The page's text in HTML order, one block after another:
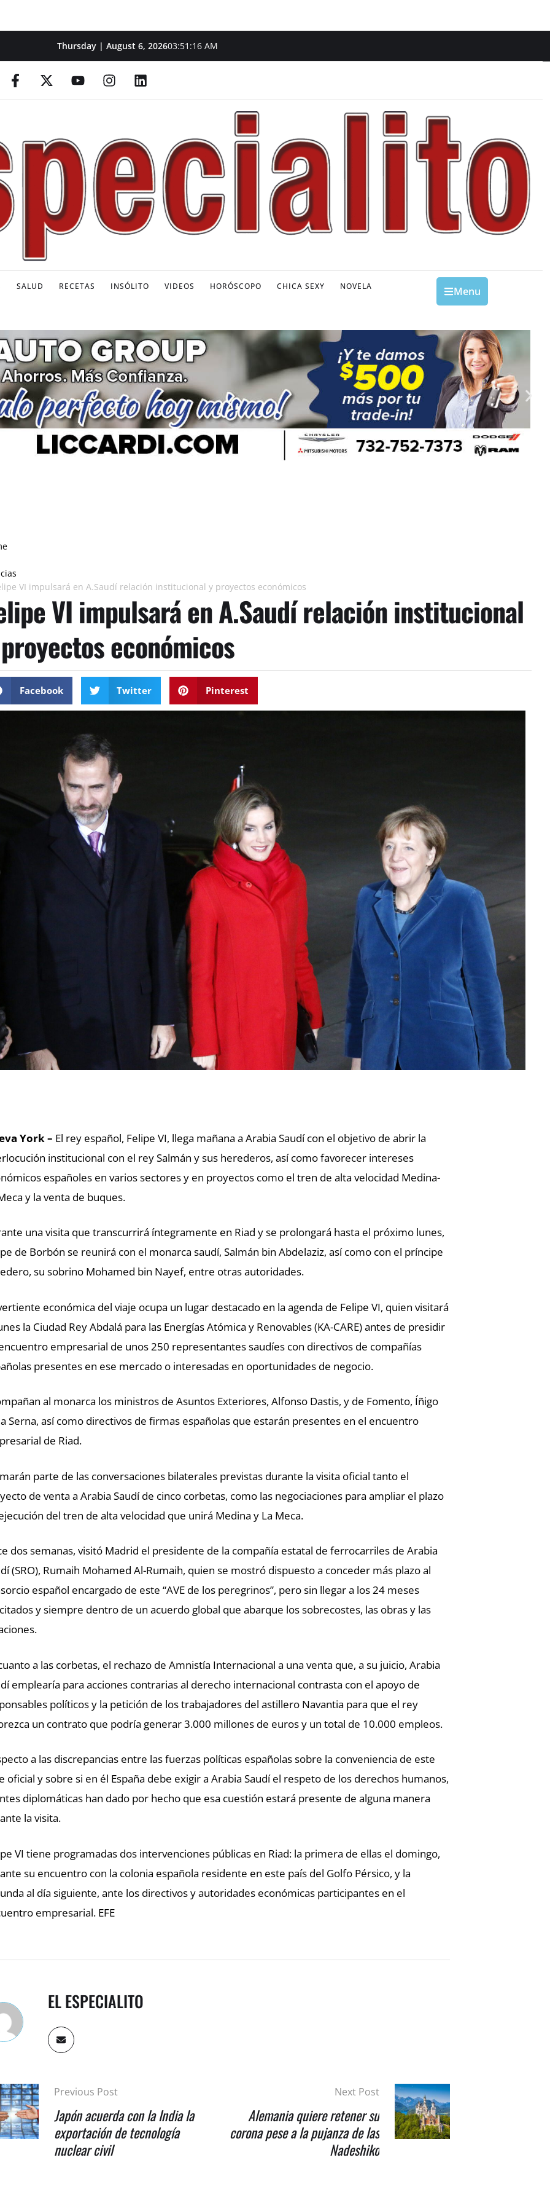
Thursday | August 6, 202603:51:17 AM
SALUD RECETAS INSÓLITO VIDEOS HORÓSCOPO CHICA SEXY NOVELA Menu
VI impulsará en A.Saudí relación institucional y proyectos económicos
VI impulsará en A.Saudí relación institucional
económicos
Facebook Twitter Pinterest
York – El rey español, Felipe VI, llega mañana a Arabia Saudí con el objetivo de abrir la
institucional con el rey Salmán y sus herederos, así como favorecer intereses
españoles en varios sectores y en proyectos como el tren de alta velocidad Medina-
y la venta de buques.
una visita que transcurrirá íntegramente en Riad y se prolongará hasta el próximo lunes,
de Borbón se reunirá con el monarca saudí, Salmán bin Abdelaziz, así como con el príncipe
su sobrino Mohamed bin Nayef, entre otras autoridades.
económica del viaje ocupa un lugar destacado en la agenda de Felipe VI, quien visitará
la Ciudad Rey Abdalá para las Energías Atómica y Renovables (KA-CARE) antes de presidir
empresarial de unos 250 representantes saudíes con directivos de compañías
presentes en ese mercado o interesadas en oportunidades de negocio.
al monarca los ministros de Asuntos Exteriores, Alfonso Dastis, y de Fomento, Íñigo
Serna, así como directivos de firmas españolas que estarán presentes en el encuentro
de Riad.
parte de las conversaciones bilaterales previstas durante la visita oficial tanto el
de venta a Arabia Saudí de cinco corbetas, como las negociaciones para ampliar el plazo
del tren de alta velocidad que unirá Medina y La Meca.
dos semanas, visitó Madrid el presidente de la compañía estatal de ferrocarriles de Arabia
(SRO), Rumaih Mohamed Al-Rumaih, quien se mostró dispuesto a conceder más plazo al
español encargado de este “AVE de los peregrinos”, pero sin llegar a los 24 meses
y siempre dentro de un acuerdo global que abarque los sobrecostes, las obras y las
a las corbetas, el rechazo de Amnistía Internacional a una venta que, a su juicio, Arabia
emplearía para acciones contrarias al derecho internacional contrasta con el apoyo de
políticos y la petición de los trabajadores del astillero Navantia para que el rey
un contrato que podría generar 3.000 millones de euros y un total de 10.000 empleos.
a las discrepancias entre las fuerzas políticas españolas sobre la conveniencia de este
oficial y sobre si en él España debe exigir a Arabia Saudí el respeto de los derechos humanos,
diplomáticas han dado por hecho que esa cuestión estará presente de alguna manera
la visita.
VI tiene programadas dos intervenciones públicas en Riad: la primera de ellas el domingo,
su encuentro con la colonia española residente en este país del Golfo Pérsico, y la
al día siguiente, ante los directivos y autoridades económicas participantes en el
empresarial. EFE
EL ESPECIALITO
Previous Post
Japón acuerda con la India la
exportación de tecnología
nuclear civil
Next Post
Alemania quiere retener su
corona pese a la pujanza de las
Nadeshiko